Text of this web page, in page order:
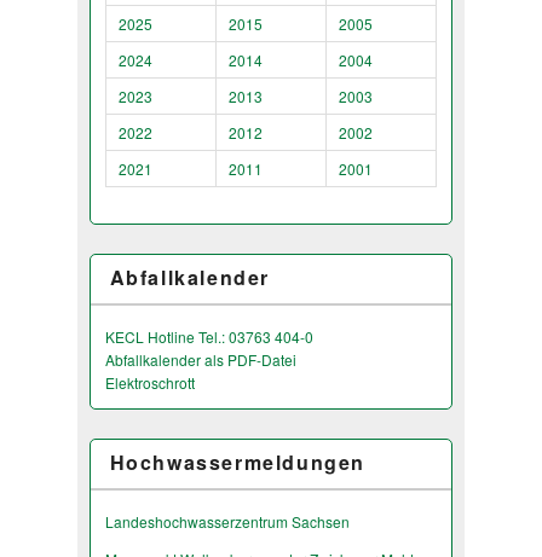
2025
2015
2005
2024
2014
2004
2023
2013
2003
2022
2012
2002
2021
2011 2001
Abfallkalender
KECL Hotline Tel.: 03763 404-0
Abfallkalender als PDF-Datei
Elektroschrott
Hochwassermeldungen
Landeshochwas­serzentrum Sachsen